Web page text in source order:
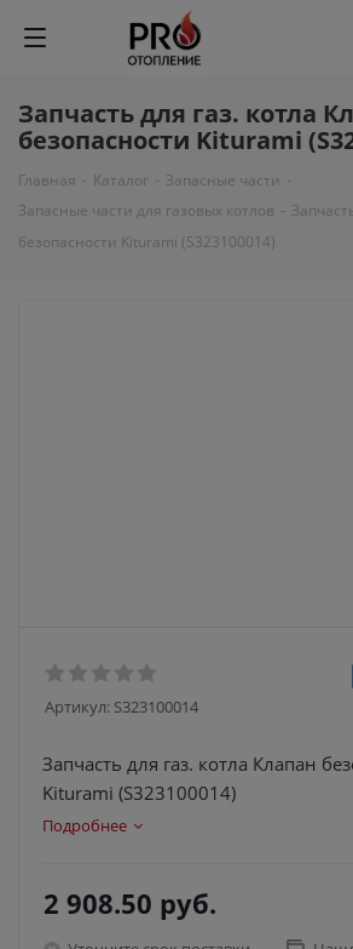
Запчасть для газ. котла
безопасности Kiturami
Главная - Каталог - Запасные части -
Запасные части для газовых котлов -
безопасности Kiturami (S323100014)
Артикул: S323100014
Запчасть для газ. котла Клапан
Kiturami (S323100014)
Подробнее
2 908.50 руб.